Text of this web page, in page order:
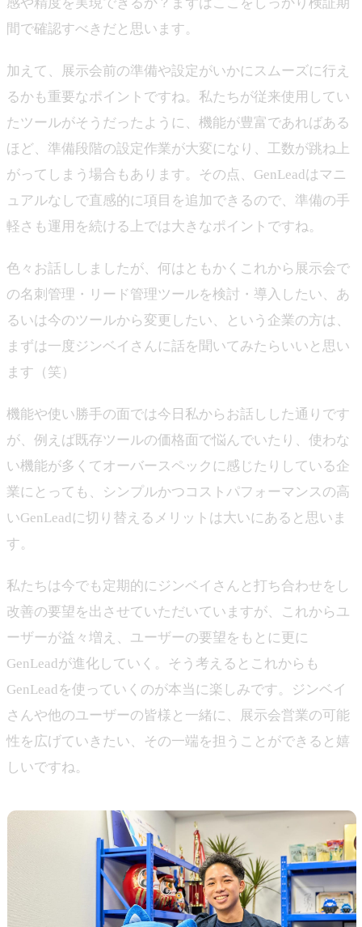
間で確認すべきだと思います。
加えて、展示会前の準備や設定がいかにスムーズに行え
るかも重要なポイントですね。私たちが従来使用してい
たツールがそうだったように、機能が豊富であればある
ほど、準備段階の設定作業が大変になり、工数が跳ね上
がってしまう場合もあります。その点、GenLeadはマニ
ュアルなしで直感的に項目を追加できるので、準備の手
軽さも運用を続ける上では大きなポイントですね。
色々お話ししましたが、何はともかくこれから展示会で
の名刺管理・リード管理ツールを検討・導入したい、あ
るいは今のツールから変更したい、という企業の方は、
まずは一度ジンベイさんに話を聞いてみたらいいと思い
ます（笑）
機能や使い勝手の面では今日私からお話しした通りです
が、例えば既存ツールの価格面で悩んでいたり、使わな
い機能が多くてオーバースペックに感じたりしている企
業にとっても、シンプルかつコストパフォーマンスの高
いGenLeadに切り替えるメリットは大いにあると思いま
す。
私たちは今でも定期的にジンベイさんと打ち合わせをし
改善の要望を出させていただいていますが、これからユ
ーザーが益々増え、ユーザーの要望をもとに更に
GenLeadが進化していく。そう考えるとこれからも
GenLeadを使っていくのが本当に楽しみです。ジンベイ
さんや他のユーザーの皆様と一緒に、展示会営業の可能
性を広げていきたい、その一端を担うことができると嬉
しいですね。